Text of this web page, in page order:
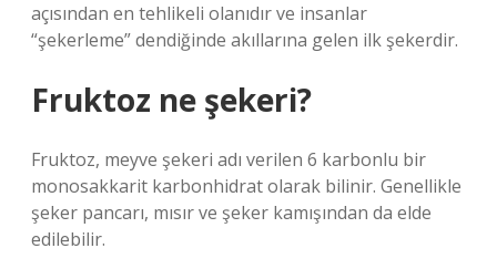
açısından en tehlikeli olanıdır ve insanlar
“şekerleme” dendiğinde akıllarına gelen ilk şekerdir.
Fruktoz ne şekeri?
Fruktoz, meyve şekeri adı verilen 6 karbonlu bir
monosakkarit karbonhidrat olarak bilinir. Genellikle
şeker pancarı, mısır ve şeker kamışından da elde
edilebilir.